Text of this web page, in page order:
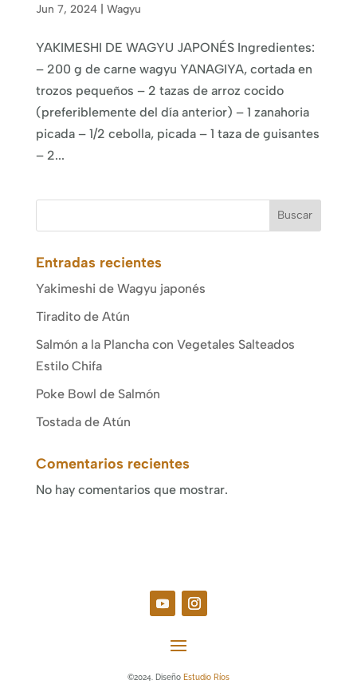
Jun 7, 2024| Wagyu
YAKIMESHI DE WAGYU JAPONÉS Ingredientes:
– 200 g de carne wagyu YANAGIYA, cortada en
trozos pequeños – 2 tazas de arroz cocido
(preferiblemente del día anterior) – 1 zanahoria
picada – 1/2 cebolla, picada – 1 taza de guisantes
– 2...
Buscar
Entradas recientes
Yakimeshi de Wagyu japonés
Tiradito de Atún
Salmón a la Plancha con Vegetales Salteados
Estilo Chifa
Poke Bowl de Salmón
Tostada de Atún
Comentarios recientes
No hay comentarios que mostrar.
©2024. Diseño Estudio Ríos